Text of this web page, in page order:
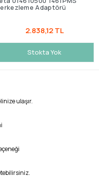
Adaptörü
2.838,12 TL
Stokta Yok
ulaşır.